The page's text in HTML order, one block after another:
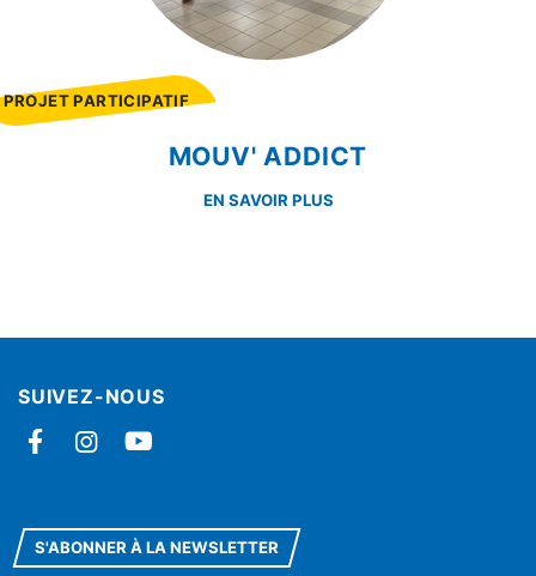
PROJET PARTICIPATIF
MOUV' ADDICT
EN SAVOIR PLUS
SUIVEZ-NOUS
FacebookInstagram
S'ABONNER À LA NEWSLETTER